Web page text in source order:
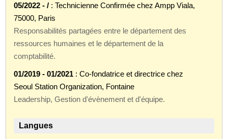
05/2022 - / : Technicienne Confirmée chez Ampp Viala,
75000, Paris
Responsabilités partagées entre le département des
ressources humaines et le département de la
comptabilité.
01/2019 - 01/2021 : Co-fondatrice et directrice chez
Seoul Station Organization, Fontaine
Leadership, Gestion d'évènement et d'équipe.
Langues